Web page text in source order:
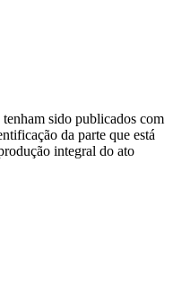
sido publicados com
da parte que está
integral do ato